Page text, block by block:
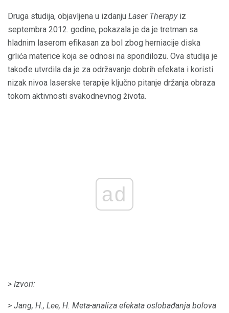
Druga studija, objavljena u izdanju Laser Therapyiz
septembra 2012. godine, pokazala je da je tretman sa
hladnim laserom efikasan za bol zbog herniacije diska
grlića materice koja se odnosi na spondilozu. Ova studija je
takođe utvrdila da je za održavanje dobrih efekata i koristi
nizak nivoa laserske terapije ključno pitanje držanja obraza
tokom aktivnosti svakodnevnog života.
ad
> Izvori:
> Jang, H., Lee, H. Meta-analiza efekata oslobađanja bolova